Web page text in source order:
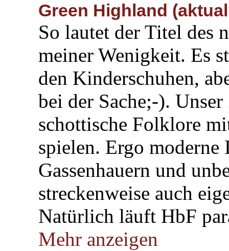
Green Highland
So lautet der Titel des
meiner Wenigkeit. Es
den Kinderschuhen,
bei der Sache;-).
schottische Folklore
spielen. Ergo
Gassenhauern und
streckenweise auch
Natürlich läuft HbF
Mehr anzeigen